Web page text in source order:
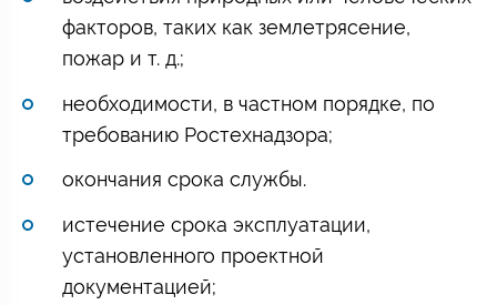
факторов, таких как землетрясение,
пожар и т. д.;
необходимости, в частном порядке, по
требованию Ростехнадзора;
окончания срока службы.
истечение срока эксплуатации,
установленного проектной
документацией;